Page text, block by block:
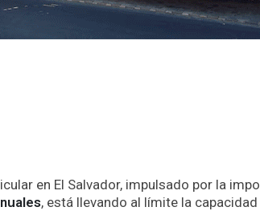
en El Salvador, impulsado por la
, está llevando al límite la